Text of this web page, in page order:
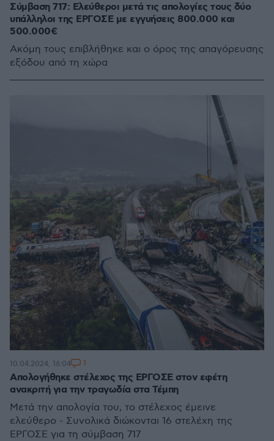
Σύμβαση 717: Eλεύθεροι μετά τις απολογίες τους δύο
υπάλληλοι της ΕΡΓΟΣΕ με εγγυήσεις 800.000 και
500.000€
Ακόμη τους επιβλήθηκε και ο όρος της απαγόρευσης
εξόδου από τη χώρα
Απολογήθηκε στέλεχος της ΕΡΓΟΣΕ στον εφέτη
ανακριτή για την τραγωδία στα Τέμπη
Μετά την απολογία του, το στέλεχος έμεινε
ελεύθερο - Συνολικά διώκονται 16 στελέχη της
ΕΡΓΟΣΕ για τη σύμβαση 717
10.04.2024, 16:04 1